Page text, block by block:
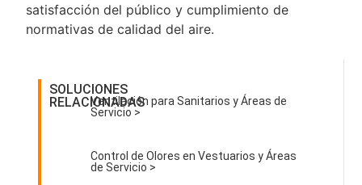
SOLUCIONES
RELACIONADAS
Ventilación para Sanitarios y Áreas de
Servicio >
Control de Olores en Vestuarios y Áreas
de Servicio >
satisfacción del público y cumplimiento de
normativas de calidad del aire.